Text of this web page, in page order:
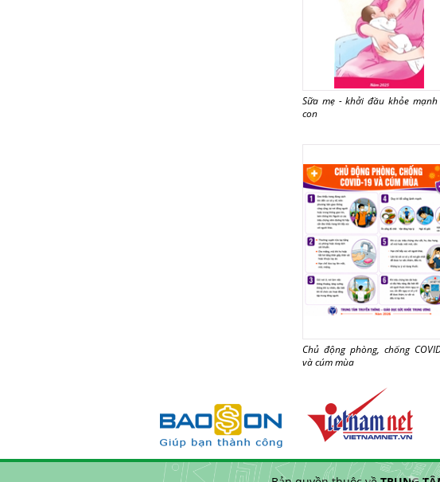
Sữa mẹ - khởi đầu khỏe mạnh
con
Chủ động phòng, chống
và cúm mùa